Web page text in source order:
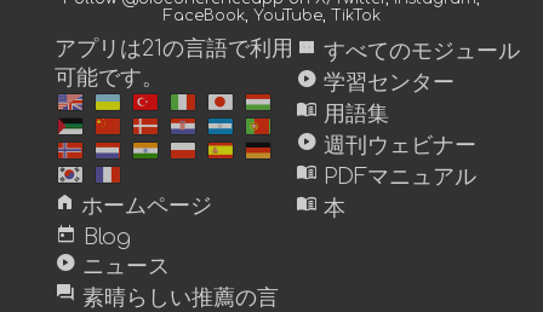
FaceBook, YouTube, TikTok
アプリは21の言語で利用
可能です。
home ホームページ
today Blog
play_circle ニュース
forum 素晴らしい推薦の言
view_module すべてのモジュール
play_circle 学習センター
menu_book 用語集
play_circle 週刊ウェビナー
menu_book PDFマニュアル
menu_book 本